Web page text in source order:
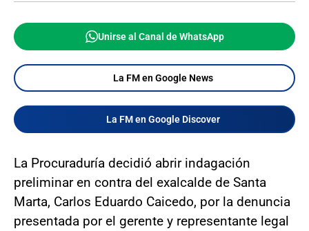
Unirse al Canal de WhatsApp
La FM en Google News
La FM en Google Discover
La Procuraduría decidió abrir indagación
preliminar en contra del exalcalde de Santa
Marta, Carlos Eduardo Caicedo, por la denuncia
presentada por el gerente y representante legal